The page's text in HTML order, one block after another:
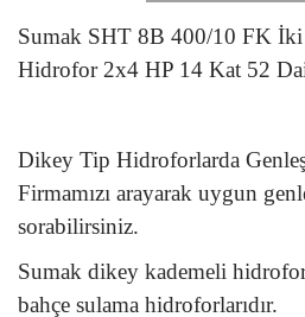
Sumak SHT 8B 400/10 FK
Hidrofor 2x4 HP 14 Kat 52
Dikey Tip Hidroforlarda
Firmamızı arayarak uygun
sorabilirsiniz.
Sumak dikey kademeli
bahçe sulama hidroforlarıdır.